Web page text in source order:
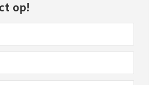
op!